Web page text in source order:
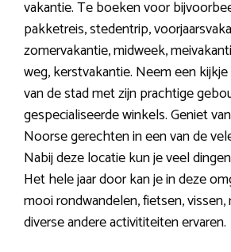
vakantie. Te boeken voor
pakketreis, stedentrip,
zomervakantie, midweek,
weg, kerstvakantie. Neem een
van de stad met zijn prachtige
gespecialiseerde winkels. Geniet
Noorse gerechten in een van de
Nabij deze locatie kun je veel
Het hele jaar door kan je in deze
mooi rondwandelen, fietsen,
diverse andere activititeiten ervaren.